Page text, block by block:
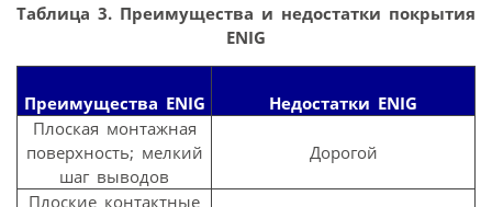
Таблица 3. Преимущества и недостатки покрытия
ENIG
Преимущества ENIG
Недостатки ENIG
Плоская монтажная
поверхность; мелкий
шаг выводов
Дорогой
Плоские контактные